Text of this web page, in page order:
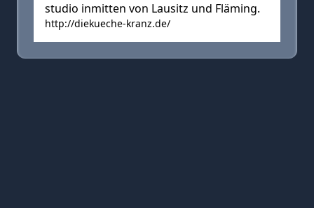
studio inmitten von Lausitz und Fläming.
http://diekueche-kranz.de/